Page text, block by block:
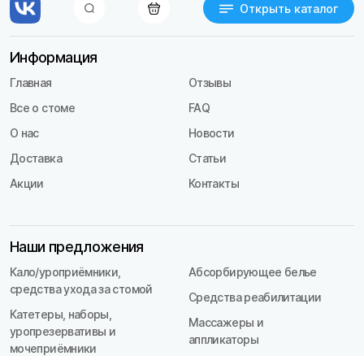
Открыть каталог
Информация
Главная
Все о стоме
О нас
Доставка
Акции
Отзывы
FAQ
Новости
Статьи
Контакты
Наши предложения
Кало/уроприёмники,
средства ухода за стомой
Катетеры, наборы,
уропрезервативы и
мочеприёмники
Абсорбирующее белье
Средства реабилитации
Массажеры и
аппликаторы